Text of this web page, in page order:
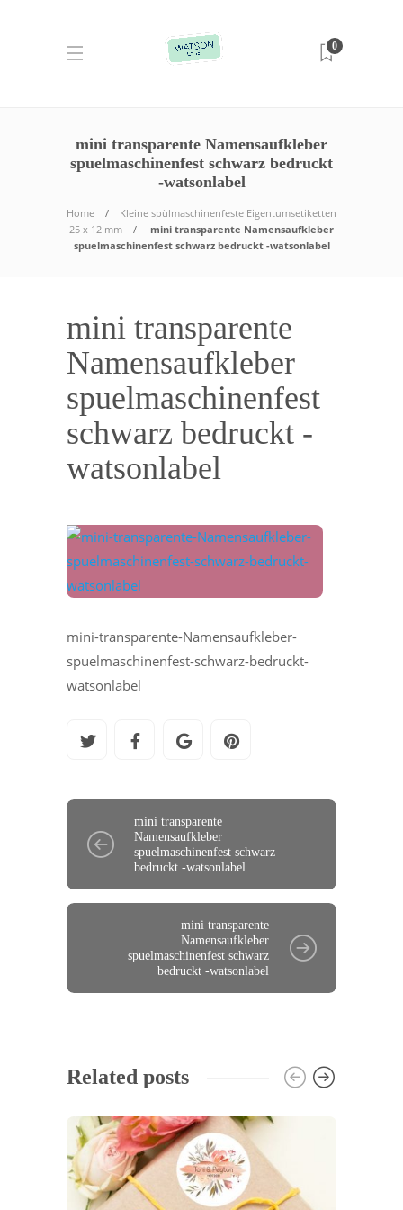
0
mini transparente Namensaufkleber
spuelmaschinenfest schwarz bedruckt
-watsonlabel
Home
Kleine spülmaschinenfeste Eigentumsetiketten
25 x 12 mm
mini transparente Namensaufkleber
spuelmaschinenfest schwarz bedruckt -watsonlabel
mini transparente
Namensaufkleber
spuelmaschinenfest
schwarz bedruckt -
watsonlabel
mini-transparente-Namensaufkleber-
spuelmaschinenfest-schwarz-bedruckt-
watsonlabel
mini transparente
Namensaufkleber
spuelmaschinenfest schwarz
bedruckt -watsonlabel
mini transparente
Namensaufkleber
spuelmaschinenfest schwarz
bedruckt -watsonlabel
Related posts